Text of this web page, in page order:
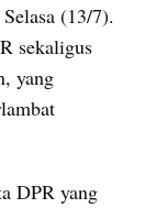
(13/7).
sekaligus
yang
DPR yang